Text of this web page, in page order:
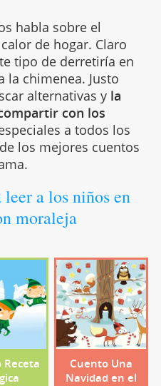
habla sobre el
de hogar. Claro
tipo de derretiría en
la chimenea. Justo
alternativas y la
con los
a todos los
los mejores cuentos
a los niños en
moraleja
Receta
Cuento Una
Navidad en el